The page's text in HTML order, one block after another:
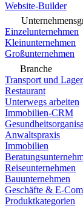
Website-Builder
Einzelunternehmen
Kleinunternehmen
Großunternehmen
Branche
Transport und
Restaurant
Unterwegs arbeiten
Immobilien-CRM
Anwaltspraxis
Immobilien
Reiseunternehmen
Bauunternehmen
Geschäfte & E-
Produktkategorien